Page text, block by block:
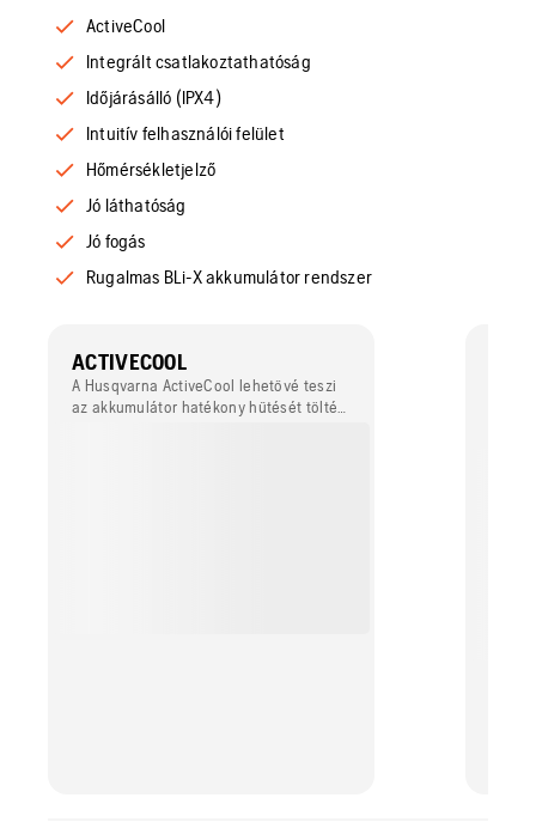
ActiveCool
Integrált csatlakoztathatóság
Időjárásálló (IPX4)
Intuitív felhasználói felület
Hőmérsékletjelző
Jó láthatóság
Jó fogás
Rugalmas BLi-X akkumulátor rendszer
ACTIVECOOL
A Husqvarna ActiveCool lehetővé teszi
az akkumulátor hatékony hűtését töltés